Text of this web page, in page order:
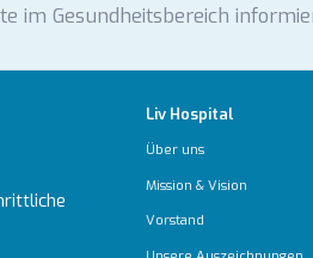
im Gesundheitsbereich
Liv Hospital
Über uns
Mission & Vision
Vorstand